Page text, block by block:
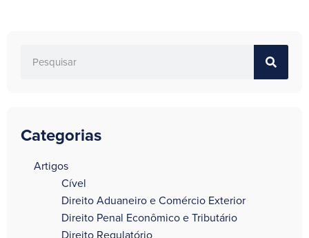
Categorias
Artigos
Cível
Direito Aduaneiro e Comércio Exterior
Direito Penal Econômico e Tributário
Direito Regulatório